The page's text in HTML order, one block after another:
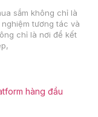
sắm không chỉ là
tương tác và
chỉ là nơi để kết